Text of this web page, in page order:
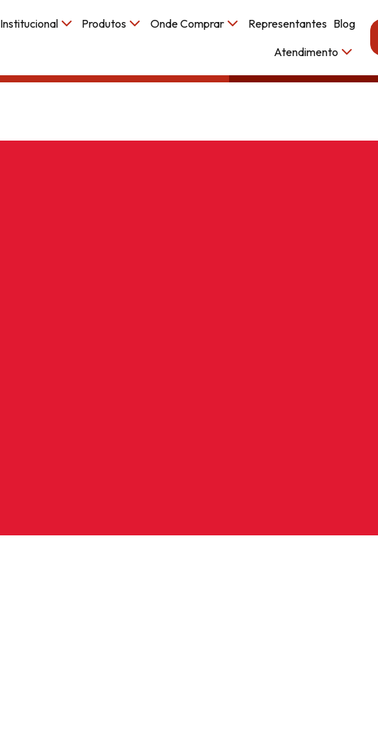
Institucional Produtos Onde Comprar Representantes Blog
Atendimento